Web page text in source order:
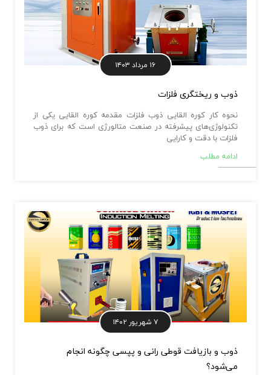
ذوب و ریختگری فلزات
۱۶ مرداد ۱۴۰۳
نحوه کار کوره القایی ذوب فلزات مقدمه کوره القایی یکی از
تکنولوژی‌های پیشرفته در صنعت متالورژی است که برای ذوب
فلزات با دقت و کارایی
ادامه مطلب
ذوب و بازیافت قوطی رانی و پپسی چگونه انجام
می‌شود؟